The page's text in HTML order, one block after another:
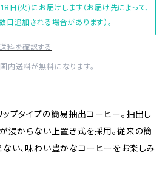
日(火)にお届けします（お届け先によって、
日追加される場合があります）。
送料を確認する
送料が無料になります。
プタイプの簡易抽出コーヒー。抽出し
浸からない上置き式を採用。従来の簡
い、味わい豊かなコーヒーをお楽しみ